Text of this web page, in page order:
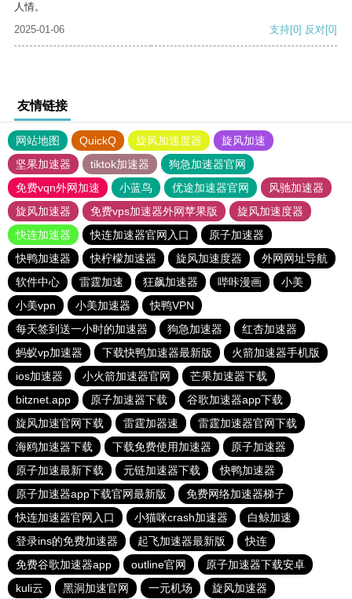
人情。
2025-01-06
支持[0] 反对[0]
友情链接
网站地图 QuickQ 旋风加速度器
旋风加速
坚果加速器
tiktok加速器
狗急加速器官网
免费vqn外网加速
小蓝鸟 优途加速器官网
风驰加速器
旋风加速器
免费vps加速器外网苹果版
旋风加速度器
快连加速器
快连加速器官网入口
原子加速器
快鸭加速器
快柠檬加速器 旋风加速度器
外网网址导航
软件中心
雷霆加速 狂飙加速器 哔咔漫画
小美
小美vpn
小美加速器
快鸭VPN
每天签到送一小时的加速器
狗急加速器
红杏加速器
蚂蚁vp加速器
下载快鸭加速器最新版
火箭加速器手机版
ios加速器
小火箭加速器官网
芒果加速器下载
bitznet.app
原子加速器下载
谷歌加速器app下载
旋风加速官网下载
雷霆加器速
雷霆加速器官网下载
海鸥加速器下载
下载免费使用加速器
原子加速器
原子加速最新下载
元链加速器下载
快鸭加速器
原子加速器app下载官网最新版
免费网络加速器梯子
快连加速器官网入口
小猫咪crash加速器
白鲸加速
登录ins的免费加速器
起飞加速器最新版
快连
免费谷歌加速器app
outline官网
原子加速器下载安卓
kuli云
黑洞加速官网 一元机场 旋风加速器